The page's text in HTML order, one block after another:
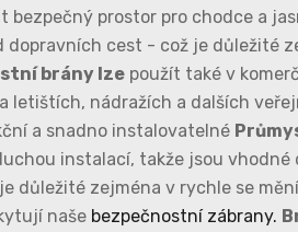
prostor pro chodce a
cest - což je důležité
brány lze použít také v
nádražích a dalších
a snadno instalovatelné
instalací, takže jsou
důležité zejména v rychle se
naše bezpečnostní zábrany.